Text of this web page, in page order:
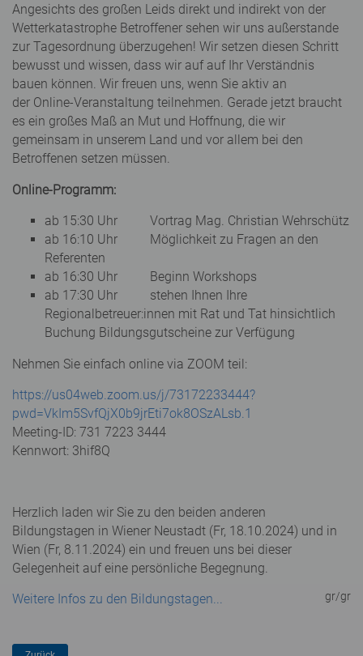
Angesichts des großen Leids direkt und indirekt von der
Wetterkatastrophe Betroffener sehen wir uns außerstande
zur Tagesordnung überzugehen! Wir setzen diesen Schritt
bewusst und wissen, dass wir auf auf Ihr Verständnis
bauen können. Wir freuen uns, wenn Sie aktiv an
der Online-Veranstaltung teilnehmen. Gerade jetzt braucht
es ein großes Maß an Mut und Hoffnung, die wir
gemeinsam in unserem Land und vor allem bei den
Betroffenen setzen müssen.
Online-Programm:
ab 15:30 Uhr Vortrag Mag. Christian Wehrschütz
ab 16:10 Uhr Möglichkeit zu Fragen an den
Referenten
ab 16:30 Uhr Beginn Workshops
ab 17:30 Uhr stehen Ihnen Ihre
Regionalbetreuer:innen mit Rat und Tat hinsichtlich
Buchung Bildungsgutscheine zur Verfügung
Nehmen Sie einfach online via ZOOM teil:
https://us04web.zoom.us/j/73172233444?
pwd=VkIm5SvfQjX0b9jrEti7ok8OSzALsb.1
Meeting-ID: 731 7223 3444
Kennwort: 3hif8Q
Herzlich laden wir Sie zu den beiden anderen
Bildungstagen in Wiener Neustadt (Fr, 18.10.2024) und in
Wien (Fr, 8.11.2024) ein und freuen uns bei dieser
Gelegenheit auf eine persönliche Begegnung.
Weitere Infos zu den Bildungstagen...
gr/gr